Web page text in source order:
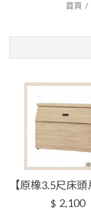
首頁
$ 2,100